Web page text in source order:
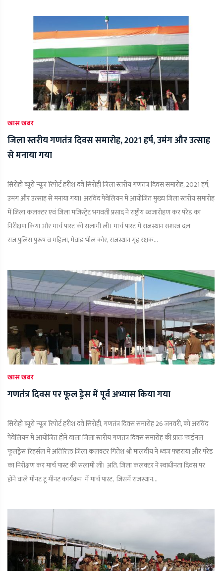
खास खबर
जिला स्तरीय गणतंत्र दिवस समारोह, 2021 हर्ष, उमंग और उत्साह
से मनाया गया
सिरोही ब्यूरो न्यूज़ रिपोर्ट हरीश दवे सिरोही जिला स्तरीय गणतंत्र दिवस समारोह, 2021 हर्ष,
उमंग और उत्साह से मनाया गया। अरविंद पेवेलियन में आयोजित मुख्य जिला स्तरीय समारोह
में जिला कलक्टर एवं जिला मजिस्ट्रेट भगवती प्रसाद ने राष्ट्रीय ध्वजारोहण कर परेड का
निरीक्षण किया और मार्च पास्ट की सलामी ली। मार्च पास्ट में राजस्थान सशस्त्र दल
राज.पुलिस पुरूष व महिला, मेवाड भील कोर, राजस्थान गृह रक्षक...
खास खबर
गणतंत्र दिवस पर फूल ड्रेस में पूर्व अभ्यास किया गया
सिरोही ब्यूरो न्यूज़ रिपोर्ट हरीश दवे सिरोही, गणतंत्र दिवस समारोह 26 जनवरी, को अरविंद
पेवेलियन में आयोजित होने वाला जिला स्तरीय गणतंत्र दिवस समारोह की प्रातः फाईनल
फूलड्रेस रिहर्सल में अतिरिक्त जिला कलक्टर गितेश श्री मालवीय ने ध्वज फहराया और परेड
का निरीक्षण कर मार्च पास्ट की सलामी ली। अति. जिला कलक्टर ने स्वाधीनता दिवस पर
होने वाले मीनट टू मीनट कार्यक्रम में मार्च पास्ट, जिसमें राजस्थान...